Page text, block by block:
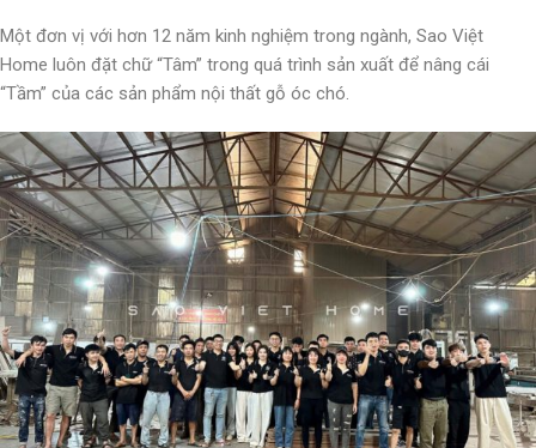
Một đơn vị với hơn 12 năm kinh nghiệm trong ngành, Sao Việt
Home luôn đặt chữ “Tâm” trong quá trình sản xuất để nâng cái
“Tầm” của các sản phẩm nội thất gỗ óc chó.